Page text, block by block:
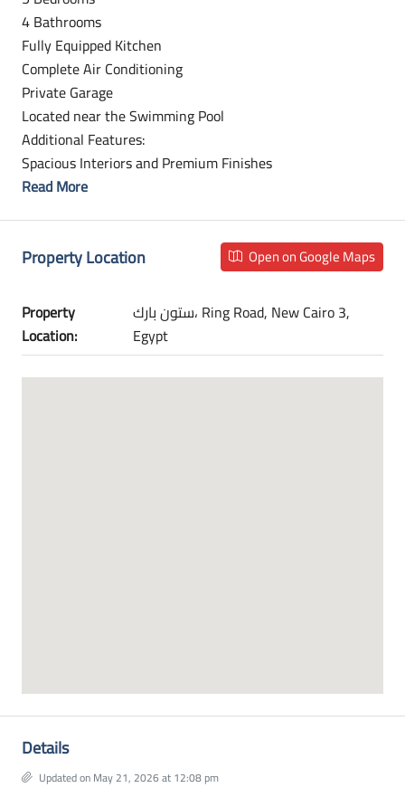
4 Bathrooms
Fully Equipped Kitchen
Complete Air Conditioning
Private Garage
Located near the Swimming Pool
Additional Features:
Spacious Interiors and Premium Finishes
Read More
Property Location Open on Google Maps
Property
Location:
ستون بارك، Ring Road, New Cairo 3,
Egypt
Details
Updated on May 21, 2026 at 12:08 pm